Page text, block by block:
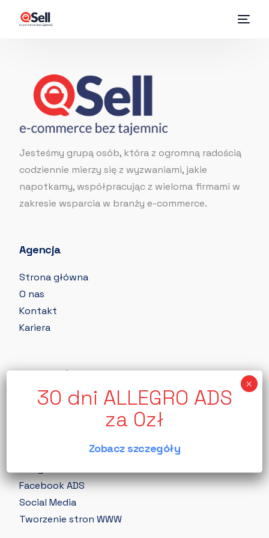
Jesteśmy grupą osób, która z ogromną radością
codziennie mierzy się z wyzwaniami, jakie
napotkamy, współpracując z wieloma firmami w
zakresie wsparcia w branży e-commerce.
Agencja
Strona główna
O nas
Kontakt
Kariera
Nasze usługi
Allegro ADS
Facebook ADS
Social Media
Tworzenie stron WWW
Zobacz szczegóły